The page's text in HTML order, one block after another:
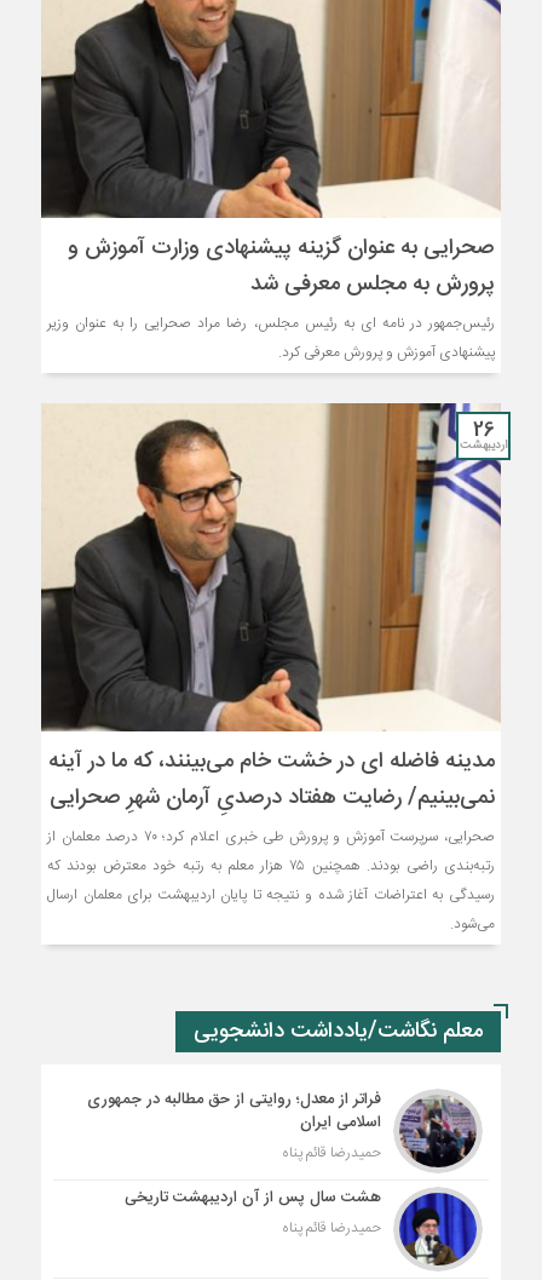
صحرایی به عنوان گزینه پیشنهادی وزارت آموزش و
پرورش به مجلس معرفی شد
رئیس‌جمهور در نامه ای به رئیس مجلس، رضا مراد صحرایی را به عنوان وزیر
پیشنهادی آموزش و پرورش معرفی کرد.
26
اردیبهشت
مدینه فاضله ای در خشت خام می‌بینند، که ما در آینه
نمی‌بینیم/ رضایت هفتاد درصدیِ آرمان شهرِ صحرایی
صحرایی، سرپرست آموزش‌ و پرورش طی خبری اعلام کرد؛ ۷۰ درصد معلمان از
رتبه‌بندی راضی بودند. همچنین ۷۵ هزار معلم به رتبه خود معترض بودند که
رسیدگی به اعتراضات آغاز شده و نتیجه تا پایان اردیبهشت برای معلمان ارسال
می‌شود.
معلم نگاشت/یادداشت دانشجویی
فراتر از معدل؛ روایتی از حق مطالبه در جمهوری
اسلامی ایران
حمیدرضا قائم پناه
هشت سال پس از آن اردیبهشت تاریخی
حمیدرضا قائم پناه